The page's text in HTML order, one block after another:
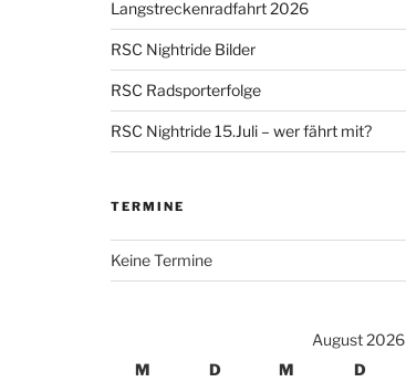
Langstreckenradfahrt 2026
RSC Nightride Bilder
RSC Radsporterfolge
RSC Nightride 15.Juli – wer fährt mit?
TERMINE
Keine Termine
August 2026
M
D M D